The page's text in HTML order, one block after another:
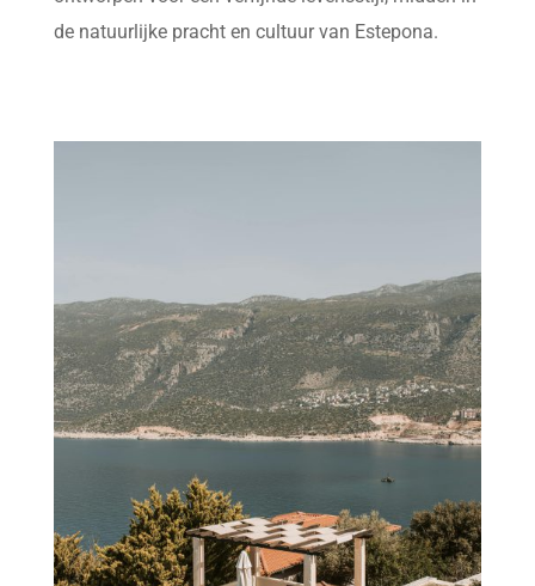
de natuurlijke pracht en cultuur van Estepona.